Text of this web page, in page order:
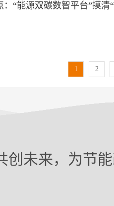
：“能源双碳数智平台”摸清
1 2
创未来，为节能